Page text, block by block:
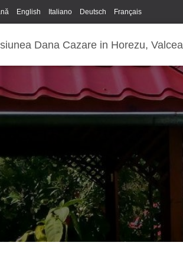
English Italiano Deutsch Français
Dana Cazare in Horezu, Valcea